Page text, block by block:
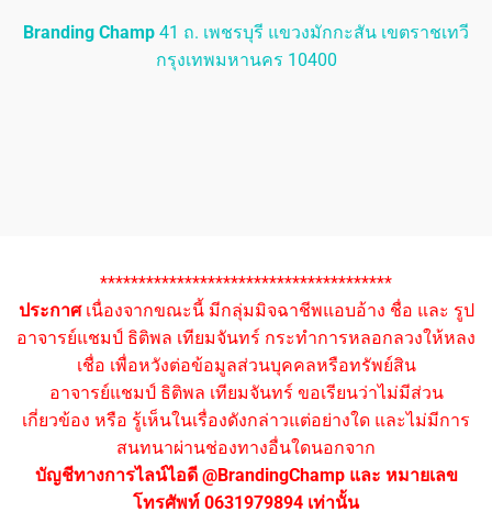
Branding Champ 41 ถ. เพชรบุรี แขวงมักกะสัน เขตราชเทวี
กรุงเทพมหานคร 10400
**************************************
ประกาศเนื่องจากขณะนี้ มีกลุ่มมิจฉาชีพแอบอ้าง ชื่อ และ รูป
อาจารย์แชมป์ ธิติพล เทียมจันทร์ กระทำการหลอกลวงให้หลง
เชื่อ เพื่อหวังต่อข้อมูลส่วนบุคคลหรือทรัพย์สิน
อาจารย์แชมป์ ธิติพล เทียมจันทร์ ขอเรียนว่าไม่มีส่วน
เกี่ยวข้อง หรือ รู้เห็นในเรื่องดังกล่าวแต่อย่างใด และไม่มีการ
สนทนาผ่านช่องทางอื่นใดนอกจาก
บัญชีทางการไลน์ไอดี @BrandingChamp และ หมายเลข
โทรศัพท์ 0631979894 เท่านั้น